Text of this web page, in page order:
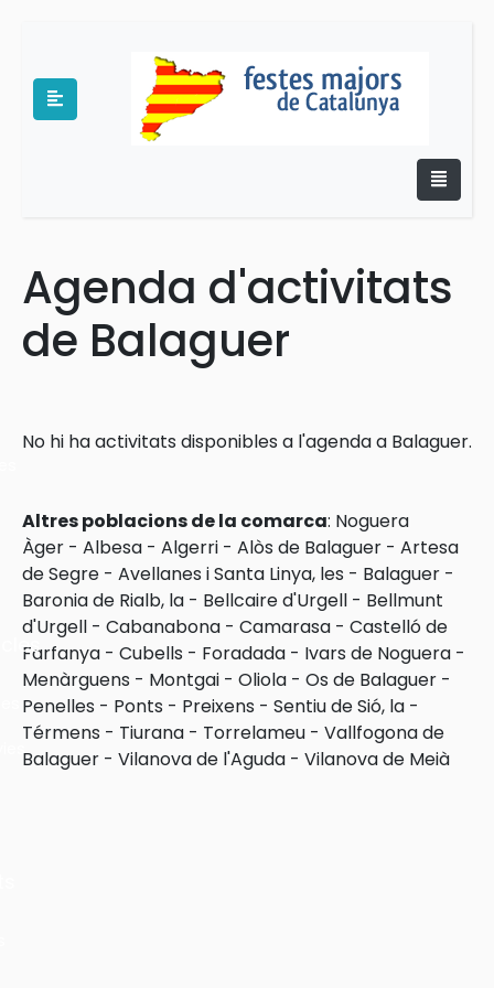
Agenda d'activitats
de Balaguer
No hi ha activitats disponibles a l'agenda a Balaguer.
Altres poblacions de la comarca: Noguera
Àger - Albesa - Algerri - Alòs de Balaguer - Artesa
de Segre - Avellanes i Santa Linya, les - Balaguer -
Baronia de Rialb, la - Bellcaire d'Urgell - Bellmunt
d'Urgell - Cabanabona - Camarasa - Castelló de
Farfanya - Cubells - Foradada - Ivars de Noguera -
Menàrguens - Montgai - Oliola - Os de Balaguer -
Penelles - Ponts - Preixens - Sentiu de Sió, la -
Térmens - Tiurana - Torrelameu - Vallfogona de
Balaguer - Vilanova de l'Aguda - Vilanova de Meià